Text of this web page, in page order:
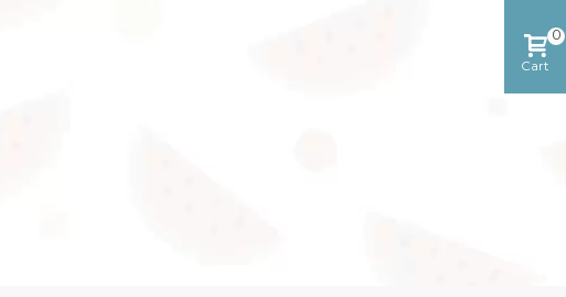
Cart
0